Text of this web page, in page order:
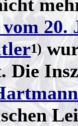
20.
1)
Die